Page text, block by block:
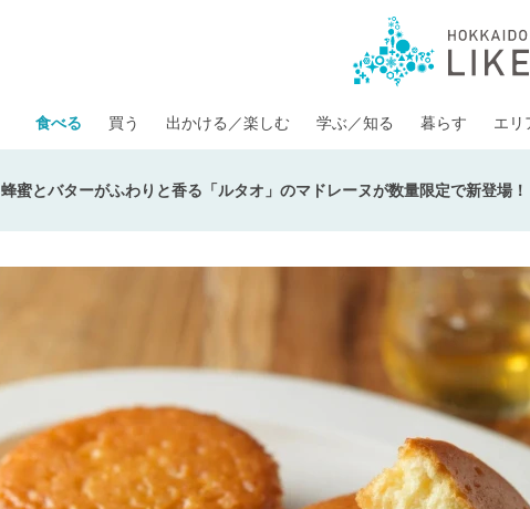
食べる 買う 出かける／楽しむ 学ぶ／知る 暮らす エリ
蜂蜜とバターがふわりと香る「ルタオ」のマドレーヌが数量限定で新登場！